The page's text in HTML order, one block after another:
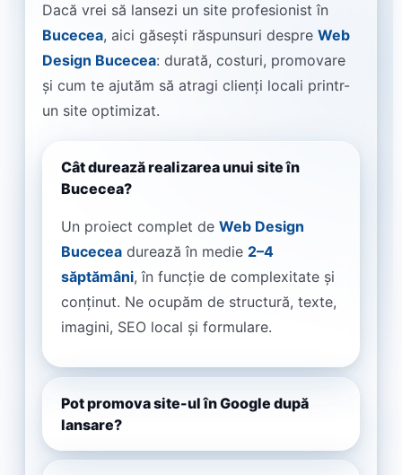
Dacă vrei să lansezi un site profesionist în
Bucecea, aici găsești răspunsuri despre Web
Design Bucecea: durată, costuri, promovare
și cum te ajutăm să atragi clienți locali printr-
un site optimizat.
Cât durează realizarea unui site în
Bucecea?
Un proiect complet de Web Design
Bucecea durează în medie 2–4
săptămâni, în funcție de complexitate și
conținut. Ne ocupăm de structură, texte,
imagini, SEO local și formulare.
Pot promova site-ul în Google după
lansare?